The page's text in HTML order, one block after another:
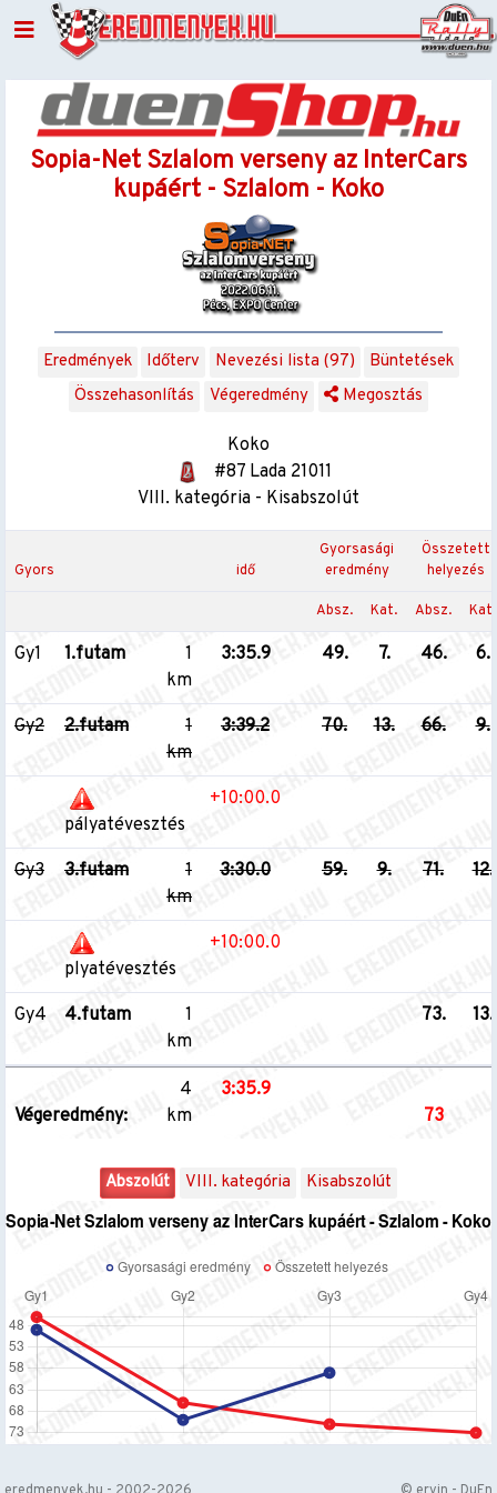
Sopia-Net Szlalom verseny az InterCars
kupáért - Szlalom - Koko
Eredmények Időterv Nevezési lista (97)
Büntetések
Összehasonlítás
Végeredmény Megosztás
Koko
#87 Lada 21011
VIII. kategória - Kisabszolút
Gyors idő
Gyorsasági
eredmény
Összetett
helyezés
Absz. Kat. Absz. Kat.
Gy1 1.futam
1
km
3:35.9 49. 7. 46. 6.
Gy2 2.futam
1
km
3:39.2 70. 13. 66. 9.
pályatévesztés
+10:00.0
Gy3 3.futam
1
km
3:30.0 59. 9. 71. 12.
plyatévesztés
+10:00.0
Gy4 4.futam
1
km
73. 13.
Végeredmény:
4
km
3:35.9
73
Abszolút VIII. kategória Kisabszolút